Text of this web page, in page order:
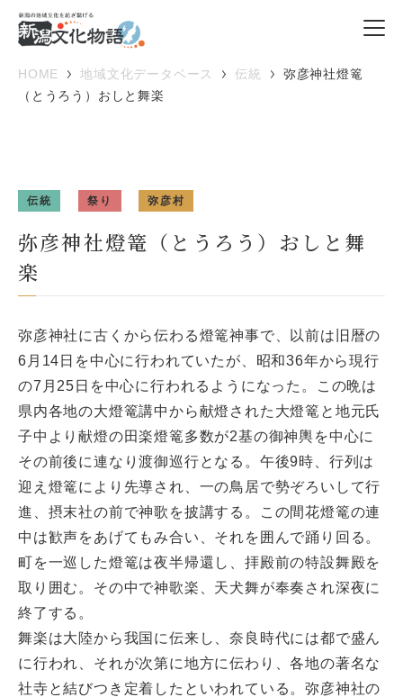
HOME 地域文化データベース 伝統
弥彦神社燈篭
（とうろう）おしと舞楽
伝統 祭り 弥彦村
弥彦神社燈篭（とうろう）おしと舞
楽
弥彦神社に古くから伝わる燈篭神事で、以前は旧暦の
6月14日を中心に行われていたが、昭和36年から現行
の7月25日を中心に行われるようになった。この晩は
県内各地の大燈篭講中から献燈された大燈篭と地元氏
子中より献燈の田楽燈篭多数が2基の御神輿を中心に
その前後に連なり渡御巡行となる。午後9時、行列は
迎え燈篭により先導され、一の鳥居で勢ぞろいして行
進、摂末社の前で神歌を披講する。この間花燈篭の連
中は歓声をあげてもみ合い、それを囲んで踊り回る。
町を一巡した燈篭は夜半帰還し、拝殿前の特設舞殿を
取り囲む。その中で神歌楽、天犬舞が奉奏され深夜に
終了する。
舞楽は大陸から我国に伝来し、奈良時代には都で盛ん
に行われ、それが次第に地方に伝わり、各地の著名な
社寺と結びつき定着したといわれている。弥彦神社の